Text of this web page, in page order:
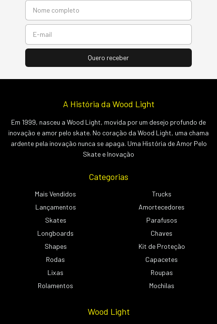
A História da Wood Light
Em 1999, nasceu a Wood Light, movida por um desejo profundo de
inovação e amor pelo skate. No coração da Wood Light, uma chama
ardente pela inovação nunca se apaga. Uma História de Amor Pelo
Skate e Inovação
Categorias
Mais Vendidos
Lançamentos
Skates
Longboards
Shapes
Rodas
Lixas
Rolamentos
Trucks
Amortecedores
Parafusos
Chaves
Kit de Proteção
Capacetes
Roupas
Mochilas
Wood Light